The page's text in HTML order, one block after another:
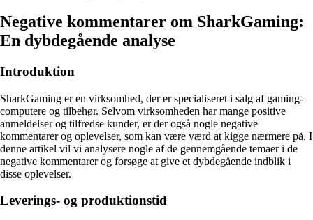
Negative kommentarer om SharkGaming:
En dybdegående analyse
Introduktion
SharkGaming er en virksomhed, der er specialiseret i salg af gaming-
computere og tilbehør. Selvom virksomheden har mange positive
anmeldelser og tilfredse kunder, er der også nogle negative
kommentarer og oplevelser, som kan være værd at kigge nærmere på. I
denne artikel vil vi analysere nogle af de gennemgående temaer i de
negative kommentarer og forsøge at give et dybdegående indblik i
disse oplevelser.
Leverings- og produktionstid